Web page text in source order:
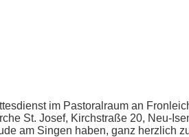
im Pastoralraum an
St. Josef, Kirchstraße 20, Neu-
am Singen haben, ganz herzlich